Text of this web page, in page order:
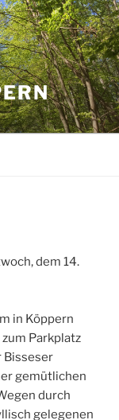
dem 14.
in Köppern
Parkplatz
Bisseser
gemütlichen
durch
gelegenen